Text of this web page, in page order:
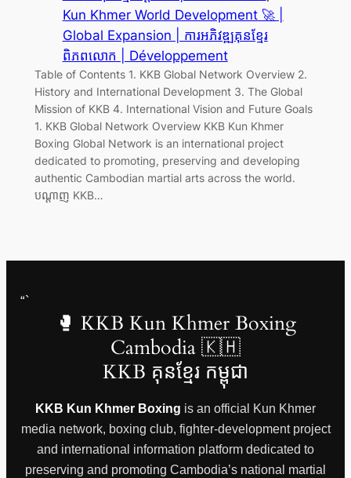
Kun Khmer World Development 🚀 |
Global Expansion | ការអភិវឌ្ឍគុនខ្មែរ
ពិភពលោក | Développement
Table of Contents 1. KKB Global Network Overview 2.
History and International Development 3. The Global
Mission of KKB 4. International Vision and Future Goals
1. KKB Global Network Overview KKB Kun Khmer
Boxing Global Network is an international project
dedicated to promoting, preserving and developing
authentic Cambodian martial arts across the world.
បណ្តាញ KKB…
“`
🥊 KKB Kun Khmer Boxing
Cambodia 🇰🇭
KKB គុនខ្មែរ កម្ពុជា
KKB Kun Khmer Boxing is an official Kun Khmer
media network, boxing club, fighter-development project
and international information platform dedicated to
preserving and promoting Cambodia’s national martial